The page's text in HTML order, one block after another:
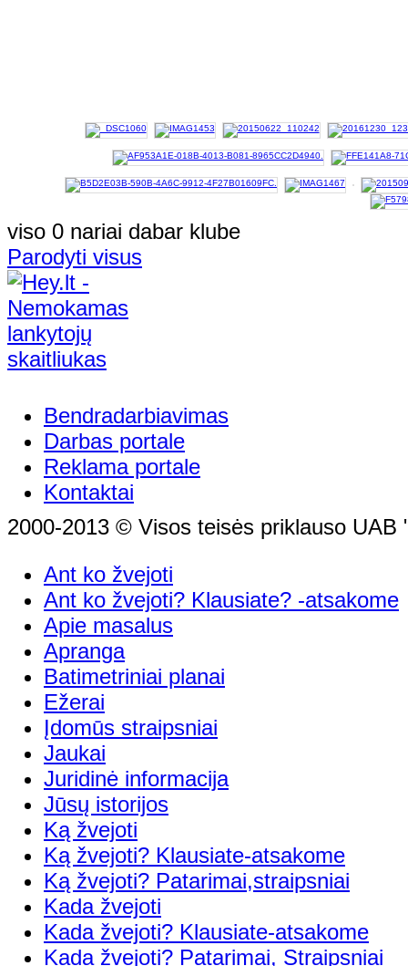
viso 0 nariai dabar klube
Parodyti visus
Bendradarbiavimas
Darbas portale
Reklama portale
Kontaktai
2000-2013 © Visos teisės priklauso UAB
Ant ko žvejoti
Ant ko žvejoti? Klausiate? -atsakome
Apie masalus
Apranga
Batimetriniai planai
Ežerai
Įdomūs straipsniai
Jaukai
Juridinė informacija
Jūsų istorijos
Ką žvejoti
Ką žvejoti? Klausiate-atsakome
Ką žvejoti? Patarimai,straipsniai
Kada žvejoti
Kada žvejoti? Klausiate-atsakome
Kada žvejoti? Patarimai, Straipsniai